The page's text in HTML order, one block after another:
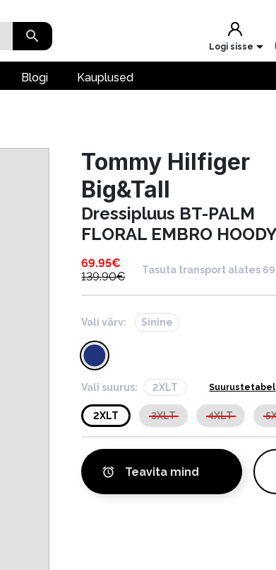
Logi sisse
Blogi Kauplused
Tommy Hilfiger
Big&Tall
Dressipluus BT-PALM
FLORAL EMBRO
69.95€
139.90€
Tasuta transport alates
Vali värv: Sinine
Vali suurus: 2XLT Suurustetabel
2XLT 3XLT 4XLT
Teavita mind